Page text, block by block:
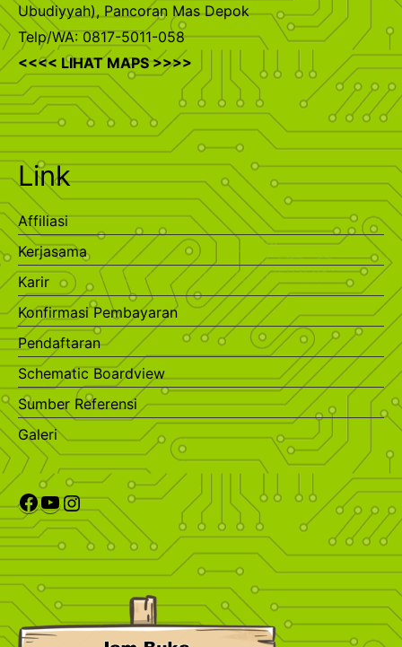
Ubudiyyah), Pancoran Mas Depok
Telp/WA: 0817-5011-058
<<<< LIHAT MAPS >>>>
Link
Affiliasi
Kerjasama
Karir
Konfirmasi Pembayaran
Pendaftaran
Schematic Boardview
Sumber Referensi
Galeri